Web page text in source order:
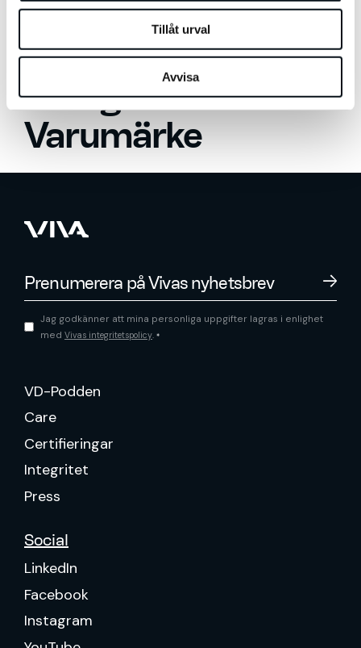
Tillåt urval
Avvisa
Webinar
Hem » Varumärke
Kategori:
Varumärke
Jag godkänner att mina personliga uppgifter lagras i enlighet
med Vivas integritetspolicy. *
VD-Podden
Care
Certifieringar
Integritet
Press
Social
LinkedIn
Facebook
Instagram